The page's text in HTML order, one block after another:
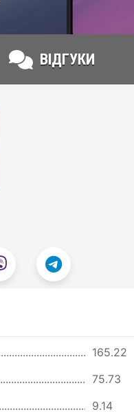
ВІДГУКИ
165.22
75.73
9.14